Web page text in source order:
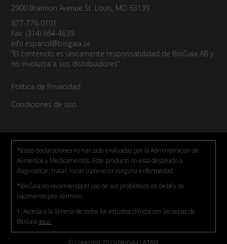
2900 Brannon Avenue St. Louis, MO 63139
877-776-0101
Fax: (314) 664-4639
info.espanol@biogaia.se
“El contenido es únicamente responsabilidad de BioGaia AB y
no involucra a sus distribuidores”
Política de Privacidad
Condiciones de uso
*Estas declaraciones no han sido evaluadas por la Administración de
Alimentos y Medicamentos. Este producto no está destinado a
diagnosticar, tratar, curar o prevenir ninguna enfermedad.
*BioGaia no recomienda el uso de sus probióticos en bebés de
nacimiento pre-término.
1. Acceda a la librería de todos los estudios clínicos con las cepas de
BioGaiaaquí.
© Copyright 2026 BioGaia LATAM